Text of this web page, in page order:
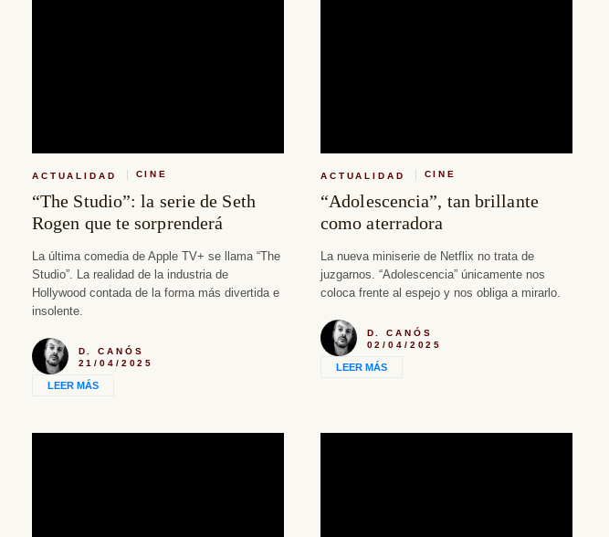
ACTUALIDAD CINE
“The Studio”: la serie de Seth
Rogen que te sorprenderá
La última comedia de Apple TV+ se llama “The
Studio”. La realidad de la industria de
Hollywood contada de la forma más divertida e
insolente.
D. CANÓS
21/04/2025
LEER MÁS
ACTUALIDAD CINE
“Adolescencia”, tan brillante
como aterradora
La nueva miniserie de Netflix no trata de
juzgarnos. “Adolescencia” únicamente nos
coloca frente al espejo y nos obliga a mirarlo.
D. CANÓS
02/04/2025
LEER MÁS